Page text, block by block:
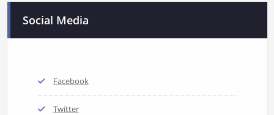
Social Media
Facebook
Twitter